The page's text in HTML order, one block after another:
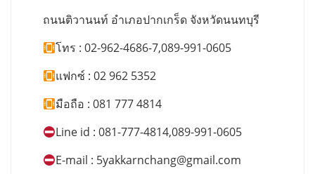
ถนนติวานนท์ อำเภอปากเกร็ด จังหวัดนนทบุรี
โทร : 02-962-4686-7,089-991-0605
แฟกซ์ : 02 962 5352
มือถือ : 081 777 4814
Line id : 081-777-4814,089-991-0605
E-mail : 5yakkarnchang@gmail.com